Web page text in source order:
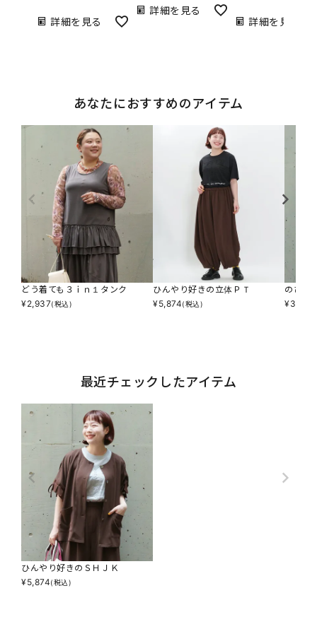
詳細を見る
詳細を見る
詳細を見る
あなたにおすすめのアイテム
どう着ても３ｉｎ１タンク
¥2,937(税込)
ひんやり好きの立体ＰＴ
¥5,874(税込)
のびピ
¥3,894
最近チェックしたアイテム
ひんやり好きのＳＨＪＫ
¥5,874(税込)